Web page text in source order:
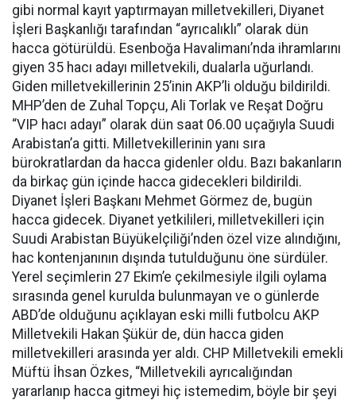
gibi normal kayıt yaptırmayan milletvekilleri, Diyanet
İşleri Başkanlığı tarafından “ayrıcalıklı” olarak dün
hacca götürüldü. Esenboğa Havalimanı’nda ihramlarını
giyen 35 hacı adayı milletvekili, dualarla uğurlandı.
Giden milletvekillerinin 25’inin AKP’li olduğu bildirildi.
MHP’den de Zuhal Topçu, Ali Torlak ve Reşat Doğru
“VIP hacı adayı” olarak dün saat 06.00 uçağıyla Suudi
Arabistan’a gitti. Milletvekillerinin yanı sıra
bürokratlardan da hacca gidenler oldu. Bazı bakanların
da birkaç gün içinde hacca gidecekleri bildirildi.
Diyanet İşleri Başkanı Mehmet Görmez de, bugün
hacca gidecek. Diyanet yetkilileri, milletvekilleri için
Suudi Arabistan Büyükelçiliği’nden özel vize alındığını,
hac kontenjanının dışında tutulduğunu öne sürdüler.
Yerel seçimlerin 27 Ekim’e çekilmesiyle ilgili oylama
sırasında genel kurulda bulunmayan ve o günlerde
ABD’de olduğunu açıklayan eski milli futbolcu AKP
Milletvekili Hakan Şükür de, dün hacca giden
milletvekilleri arasında yer aldı. CHP Milletvekili emekli
Müftü İhsan Özkes, “Milletvekili ayrıcalığından
yararlanıp hacca gitmeyi hiç istemedim, böyle bir şeyi